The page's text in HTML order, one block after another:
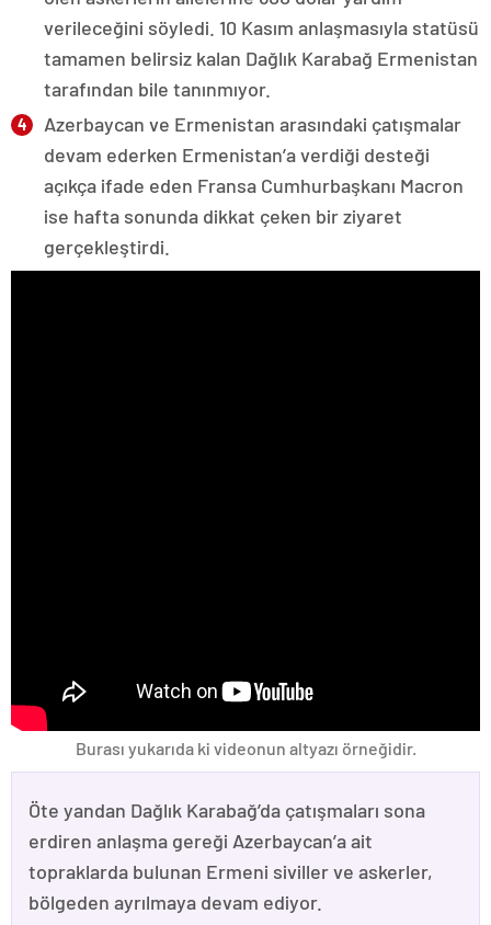
verileceğini söyledi. 10 Kasım anlaşmasıyla statüsü
tamamen belirsiz kalan Dağlık Karabağ Ermenistan
tarafından bile tanınmıyor.
Azerbaycan ve Ermenistan arasındaki çatışmalar
devam ederken Ermenistan’a verdiği desteği
açıkça ifade eden Fransa Cumhurbaşkanı Macron
ise hafta sonunda dikkat çeken bir ziyaret
gerçekleştirdi.
Burası yukarıda ki videonun altyazı örneğidir.
Öte yandan Dağlık Karabağ’da çatışmaları sona
erdiren anlaşma gereği Azerbaycan’a ait
topraklarda bulunan Ermeni siviller ve askerler,
bölgeden ayrılmaya devam ediyor.